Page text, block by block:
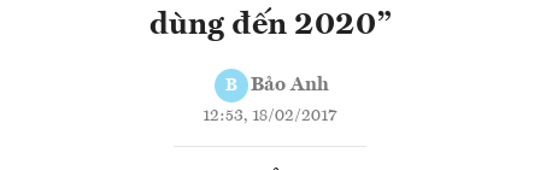
dùng đến 2020”
B Bảo Anh
12:53, 18/02/2017